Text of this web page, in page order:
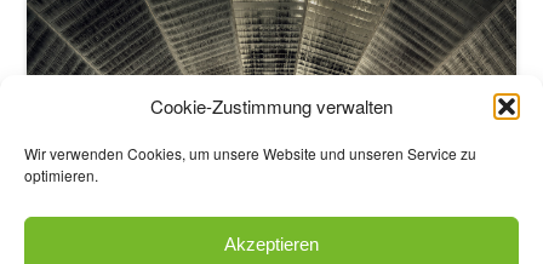
Cookie-Zustimmung verwalten
Wir verwenden Cookies, um unsere Website und unseren Service zu
optimieren.
Akzeptieren